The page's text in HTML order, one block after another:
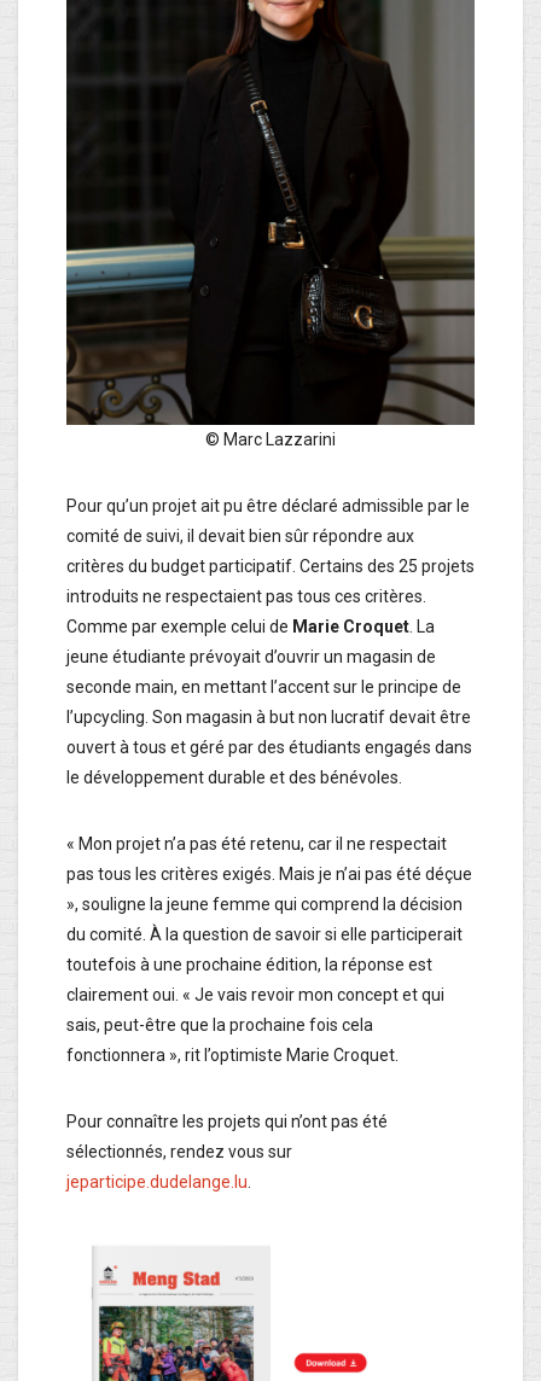
© Marc Lazzarini
Pour qu’un projet ait pu être déclaré admissible par le
comité de suivi, il devait bien sûr répondre aux
critères du budget participatif. Certains des 25 projets
introduits ne respectaient pas tous ces critères.
Comme par exemple celui de Marie Croquet . La
jeune étudiante prévoyait d’ouvrir un magasin de
seconde main, en mettant l’accent sur le principe de
l’upcycling. Son magasin à but non lucratif devait être
ouvert à tous et géré par des étudiants engagés dans
le développement durable et des bénévoles.
« Mon projet n’a pas été retenu, car il ne respectait
pas tous les critères exigés. Mais je n’ai pas été déçue
», souligne la jeune femme qui comprend la décision
du comité. À la question de savoir si elle participerait
toutefois à une prochaine édition, la réponse est
clairement oui. « Je vais revoir mon concept et qui
sais, peut-être que la prochaine fois cela
fonctionnera », rit l’optimiste Marie Croquet.
Pour connaître les projets qui n’ont pas été
sélectionnés, rendez vous sur
jeparticipe.dudelange.lu